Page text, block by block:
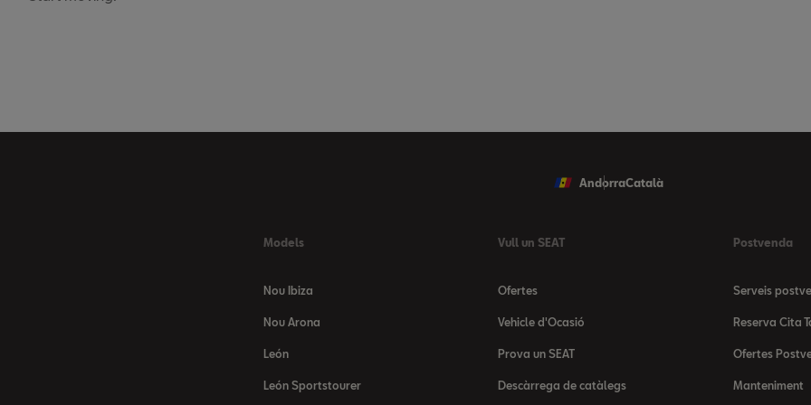
AndorraCatalà
Models
Nou Ibiza
Nou Arona
León
León Sportstourer
Vull un SEAT
Ofertes
Vehicle d'Ocasió
Prova un SEAT
Descàrrega de catàlegs
Postvenda
Serveis
Reserva Cita
Ofertes
Manteniment